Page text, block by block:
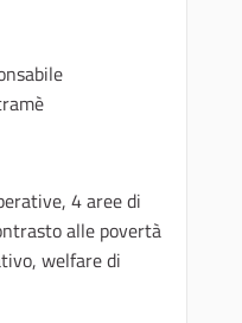
4 aree di
alle povertà
welfare di